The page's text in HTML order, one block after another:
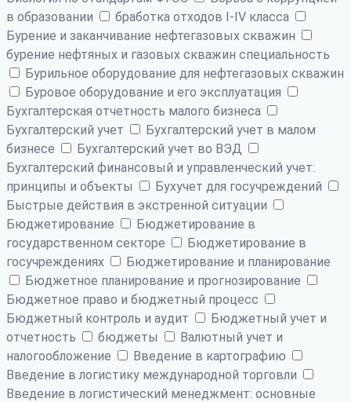
в образовании
бработка отходов I-IV класса
Бурение и заканчивание нефтегазовых скважин
бурение нефтяных и газовых скважин специальность
Бурильное оборудование для нефтегазовых скважин
Буровое оборудование и его эксплуатация
Бухгалтерская отчетность малого бизнеса
Бухгалтерский учет
Бухгалтерский учет в малом
бизнесе
Бухгалтерский учет во ВЭД
Бухгалтерский финансовый и управленческий учет:
принципы и объекты
Бухучет для госучреждений
Быстрые действия в экстренной ситуации
Бюджетирование
Бюджетирование в
государственном секторе
Бюджетирование в
госучреждениях
Бюджетирование и планирование
Бюджетное планирование и прогнозирование
Бюджетное право и бюджетный процесс
Бюджетный контроль и аудит
Бюджетный учет и
отчетность
бюджеты
Валютный учет и
налогообложение
Введение в картографию
Введение в логистику международной торговли
Введение в логистический менеджмент: основные